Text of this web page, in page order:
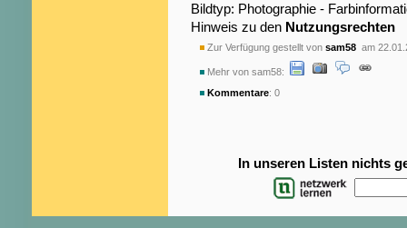
Bildtyp: Photographie -
Hinweis zu den Nutzungsrechten
Zur Verfügung gestellt von sam58 am
Mehr von sam58:
Kommentare: 0
In unseren Listen nichts